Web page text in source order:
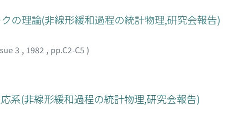
の理論(非線形緩和過程の統計物理,研究会報告)
3 , 1982 , pp.C2-C5 )
系(非線形緩和過程の統計物理,研究会報告)